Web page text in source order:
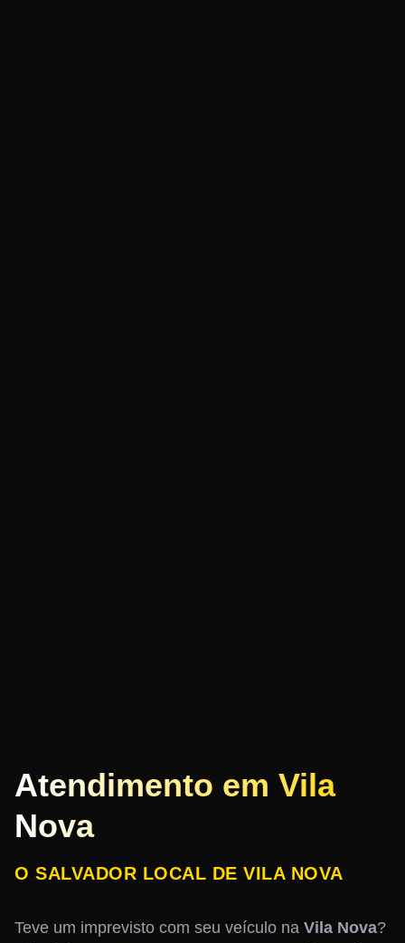
Atendimento em Vila
Nova
O SALVADOR LOCAL DE VILA NOVA
Teve um imprevisto com seu veículo na Vila Nova?